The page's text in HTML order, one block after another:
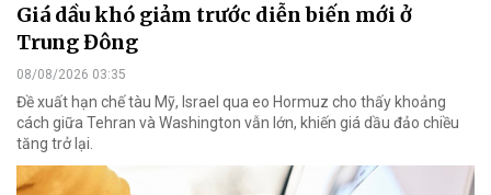
Giá dầu khó giảm trước diễn biến mới ở
Trung Đông
08/08/2026 03:35
Đề xuất hạn chế tàu Mỹ, Israel qua eo Hormuz cho thấy khoảng
cách giữa Tehran và Washington vẫn lớn, khiến giá dầu đảo chiều
tăng trở lại.